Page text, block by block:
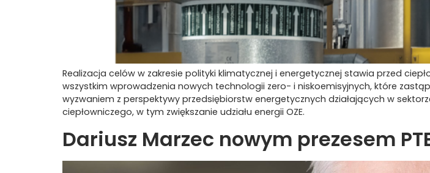
Realizacja celów w zakresie polityki klimatycznej i energetycznej stawia przed
wszystkim wprowadzenia nowych technologii zero- i niskoemisyjnych, które
wyzwaniem z perspektywy przedsiębiorstw energetycznych działających w
ciepłowniczego, w tym zwiększanie udziału energii OZE.
Dariusz Marzec nowym prezesem